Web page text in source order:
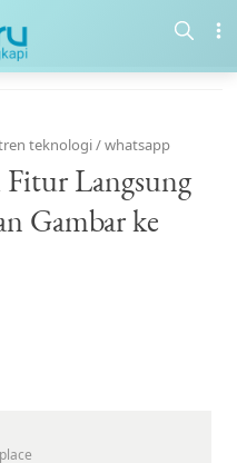
teknologi/whatsapp
Langsung
Gambar ke